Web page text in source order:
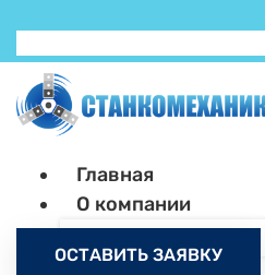
Главная
О компании
ОСТАВИТЬ ЗАЯВКУ